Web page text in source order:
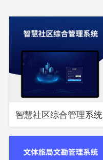
智慧社区综合管理系统